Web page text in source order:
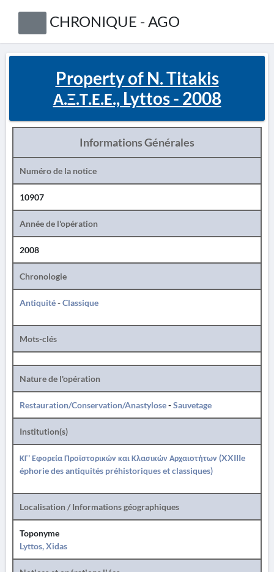
CHRONIQUE - AGO
Property of N. Titakis
Α.Ξ.Τ.Ε.Ε., Lyttos - 2008
Informations Générales
Numéro de la notice
10907
Année de l'opération
2008
Chronologie
Antiquité-Classique
Mots-clés
Nature de l'opération
Restauration/Conservation/Anastylose-Sauvetage
Institution(s)
ΚΓ' Εφορεία Προϊστορικών και Κλασικών Αρχαιοτήτων (XXIIIe
éphorie des antiquités préhistoriques et classiques)
Localisation / Informations géographiques
Toponyme
Lyttos, Xidas